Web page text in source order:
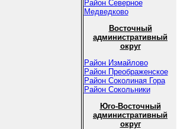
Район Северное
Медведково
Восточный
административный
округ
Район Измайлово
Район Преображенское
Район Соколиная Гора
Район Сокольники
Юго-Восточный
административный
округ